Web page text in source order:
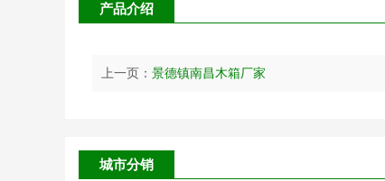
产品介绍
上一页： 景德镇南昌木箱厂家
城市分销